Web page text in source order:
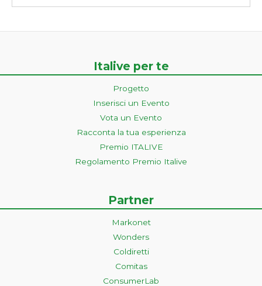
Italive per te
Progetto
Inserisci un Evento
Vota un Evento
Racconta la tua esperienza
Premio ITALIVE
Regolamento Premio Italive
Partner
Markonet
Wonders
Coldiretti
Comitas
ConsumerLab